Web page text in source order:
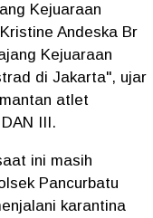
Kejuaraan
Andeska Br
Kejuaraan
di Jakarta", ujar
atlet
III.
ini masih
Pancurbatu
karantina